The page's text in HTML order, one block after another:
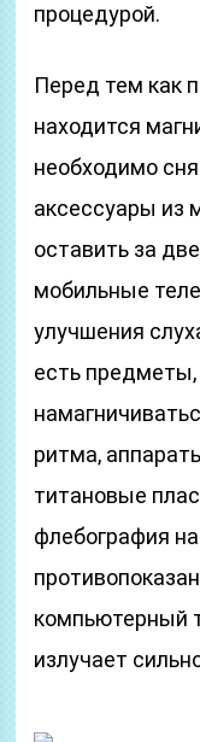
процедурой.
Перед тем как
находится
необходимо
аксессуары из
оставить за
мобильные
улучшения
есть
ритма,
титановые
флебография
компьютерный
излучает